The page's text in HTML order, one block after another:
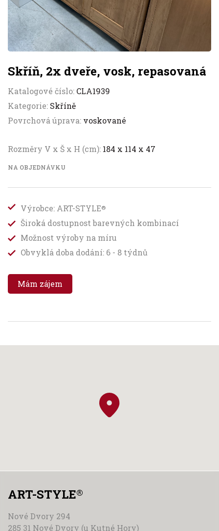
Skříň, 2x dveře, vosk, repasovaná
Katalogové číslo: CLA1939
Kategorie: Skříně
Povrchová úprava: voskované
Rozměry V x Š x H (cm): 184 x 114 x 47
NA OBJEDNÁVKU
Výrobce: ART-STYLE®
Široká dostupnost barevných kombinací
Možnost výroby na míru
Obvyklá doba dodání: 6 - 8 týdnů
Mám zájem
ART-STYLE®
Nové Dvory 294
285 31 Nové Dvory (u Kutné Hory)